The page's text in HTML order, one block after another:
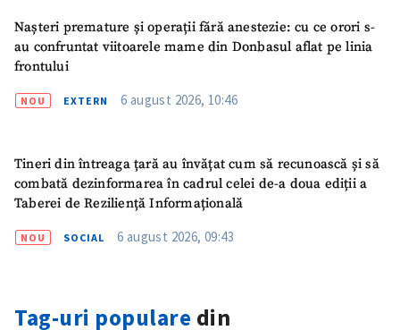
Nașteri premature și operații fără anestezie: cu ce orori s-
au confruntat viitoarele mame din Donbasul aflat pe linia
frontului
NOU EXTERN 6 august 2026, 10:46
Tineri din întreaga țară au învățat cum să recunoască și să
combată dezinformarea în cadrul celei de-a doua ediții a
Taberei de Reziliență Informațională
NOU SOCIAL 6 august 2026, 09:43
Tag-uri populare din
ȘTIREA MEA
Link media
+ Link media
CONTACT SURSĂ